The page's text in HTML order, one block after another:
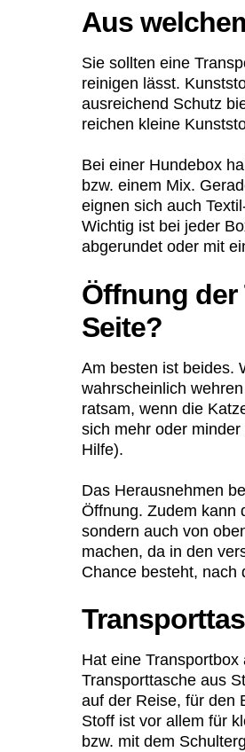
Aus
Sie sollten eine
reinigen lässt.
ausreichend Schutz
reichen kleine
Bei einer Hundebox
bzw. einem Mix.
eignen sich auch
Wichtig ist bei jeder
abgerundet oder mit
Öffnung
Seite?
Am besten ist beides.
wahrscheinlich
ratsam, wenn die
sich mehr oder
Hilfe).
Das Herausnehmen
Öffnung. Zudem kann
sondern auch von
machen, da in den
Chance besteht, nach
Hat eine
Transporttasche aus
auf der Reise, für den
Stoff ist vor allem für
bzw. mit dem